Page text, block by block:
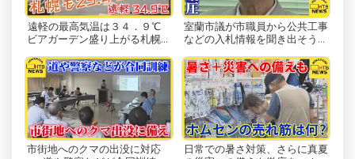
время и в любом месте. Благодаря функции
прямой трансляции HTB зрители могут с
новости и развлекательные материалы на
своих смартфонах, планшетах или
компьютерах.
Удобство просмотра телевидения в
遠軽の最高気温は３４．９℃
ビアガーデン盛り上がる札幌も
い！
室蘭市議が市職員から公共工事
などの入札情報を聞き出そうと
市街地へのクマの出没に対応
日常での暑さ対策、さらに真夏